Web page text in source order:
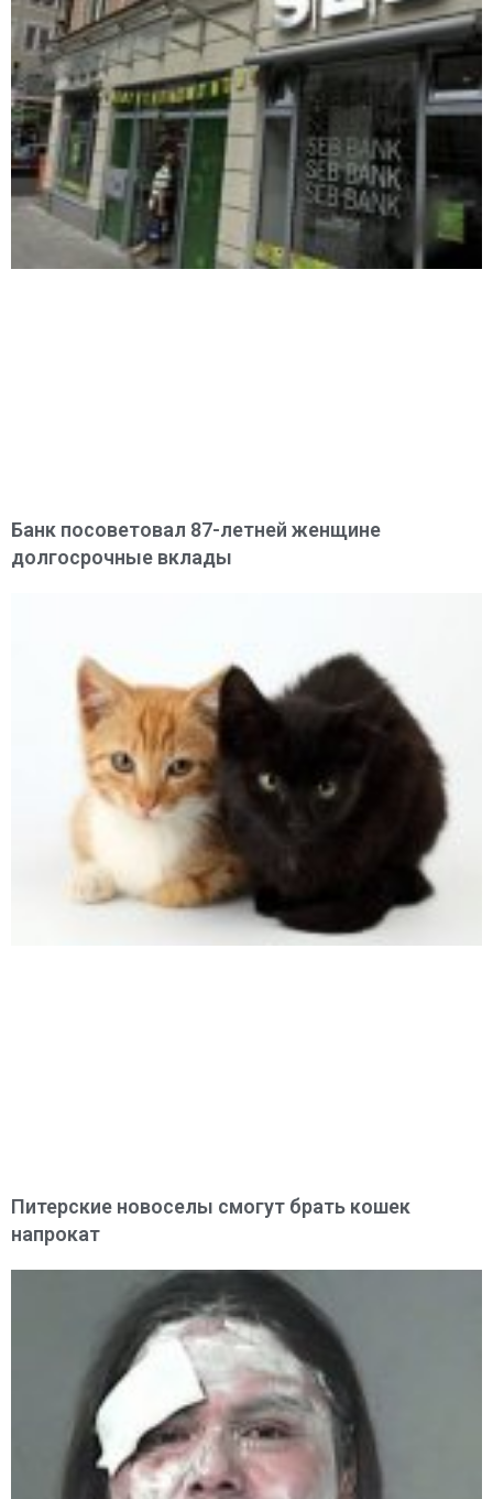
Банк посоветовал 87-летней женщине
долгосрочные вклады
Питерские новоселы смогут брать кошек
напрокат